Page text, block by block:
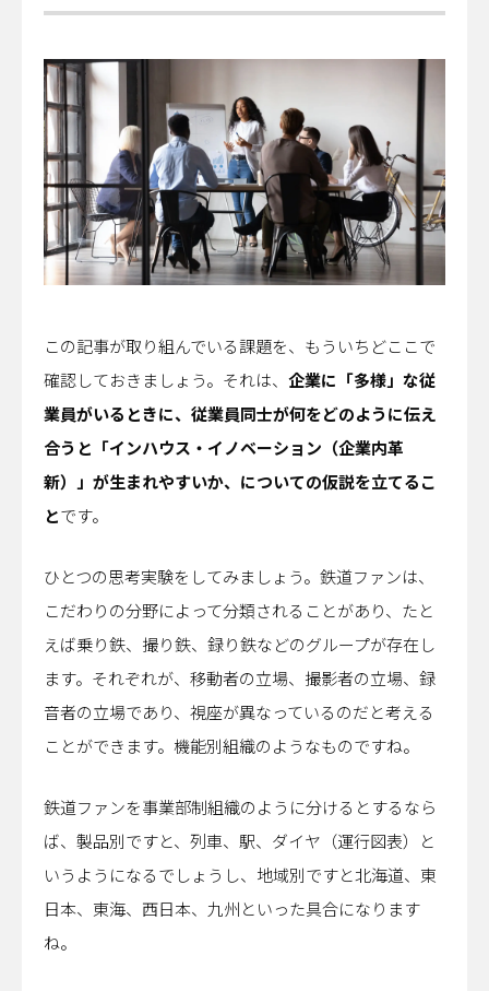
この記事が取り組んでいる課題を、もういちどここで
確認しておきましょう。それは、 企業に「多様」な従
業員がいるときに、従業員同士が何をどのように伝え
合うと「インハウス・イノベーション（企業内革
新）」が生まれやすいか、についての仮説を立てるこ
とです。
ひとつの思考実験をしてみましょう。鉄道ファンは、
こだわりの分野によって分類されることがあり、たと
えば乗り鉄、撮り鉄、録り鉄などのグループが存在し
ます。それぞれが、移動者の立場、撮影者の立場、録
音者の立場であり、視座が異なっているのだと考える
ことができます。機能別組織のようなものですね。
鉄道ファンを事業部制組織のように分けるとするなら
ば、製品別ですと、列車、駅、ダイヤ（運行図表）と
いうようになるでしょうし、地域別ですと北海道、東
日本、東海、西日本、九州といった具合になります
ね。